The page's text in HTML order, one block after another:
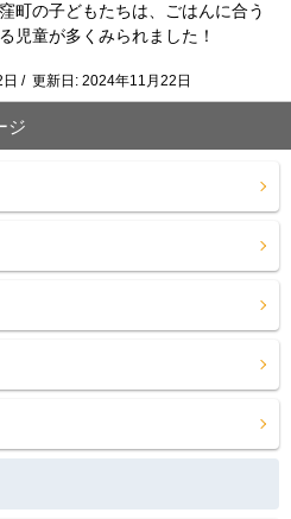
町の子どもたちは、ごはんに合う
児童が多くみられました！
/ 更新日: 2024年11月22日
ジ